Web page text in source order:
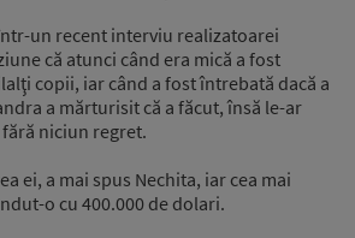
un recent interviu realizatoarei
că atunci când era mică a fost
copii, iar când a fost întrebată dacă a
a mărturisit că a făcut, însă le-ar
niciun regret.
ei, a mai spus Nechita, iar cea mai
o cu 400.000 de dolari.